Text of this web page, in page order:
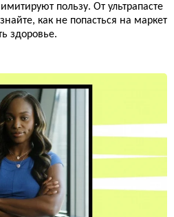
пользу. От ультрапасте
как не попасться на маркет
здоровье.